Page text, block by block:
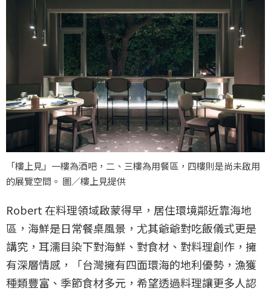
「樓上見」一樓為酒吧，二、三樓為用餐區，四樓則是尚未啟用
的展覽空間。 圖／樓上見提供
Robert 在料理領域啟蒙得早，居住環境鄰近靠海地
區，海鮮是日常餐桌風景，尤其爺爺對吃飯儀式更是
講究，耳濡目染下對海鮮、對食材、對料理創作，擁
有深層情感，「台灣擁有四面環海的地利優勢，漁獲
種類豐富、季節食材多元，希望透過料理讓更多人認